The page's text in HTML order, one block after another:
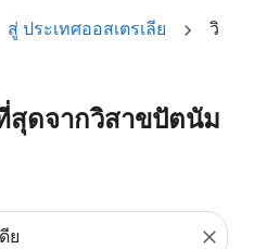
สู่ ประเทศออสเตรเลีย
วิ
สุดจากวิสาขปัตนัม
close
ณ (ต้นทางและ/หรือปลายทาง) หรื